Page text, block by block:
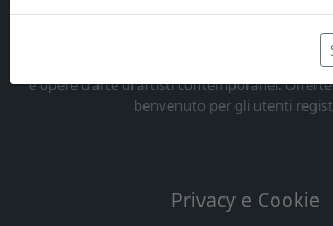
Interior Art Design
Vendita online di complementi d'arredo dei
e opere d'arte di artisti contemporanei.
benvenuto per gli utenti
Privacy e Cookie